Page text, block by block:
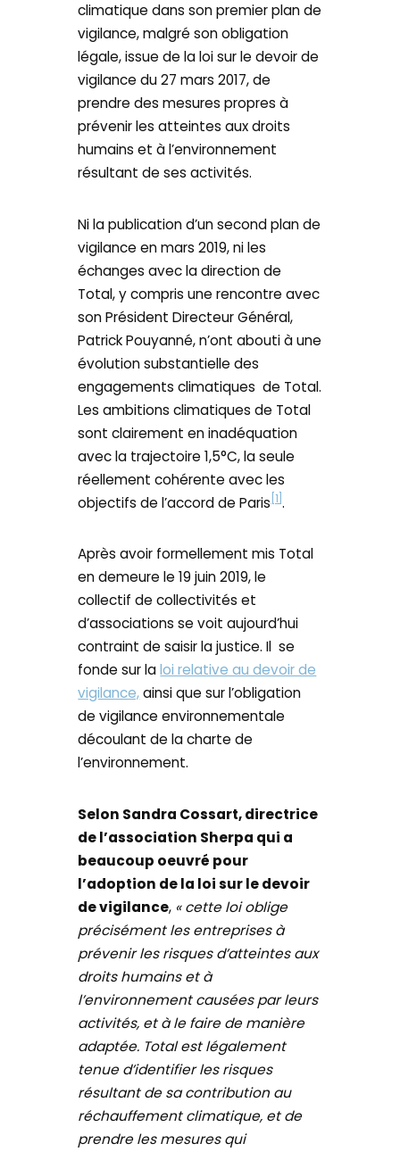
climatique dans son premier plan de
vigilance, malgré son obligation
légale, issue de la loi sur le devoir de
vigilance du 27 mars 2017, de
prendre des mesures propres à
prévenir les atteintes aux droits
humains et à l’environnement
résultant de ses activités.
Ni la publication d’un second plan de
vigilance en mars 2019, ni les
échanges avec la direction de
Total, y compris une rencontre avec
son Président Directeur Général,
Patrick Pouyanné, n’ont abouti à une
évolution substantielle des
engagements climatiques de Total.
Les ambitions climatiques de Total
sont clairement en inadéquation
avec la trajectoire 1,5°C, la seule
réellement cohérente avec les
objectifs de l’accord de Paris [1] .
Après avoir formellement mis Total
en demeure le 19 juin 2019, le
collectif de collectivités et
d’associations se voit aujourd’hui
contraint de saisir la justice. Il se
fonde sur laloi relative au devoir de
vigilance,ainsi que sur l’obligation
de vigilance environnementale
découlant de la charte de
l’environnement.
Selon Sandra Cossart, directrice
de l’association Sherpa qui a
beaucoup oeuvré pour
l’adoption de la loi sur le devoir
de vigilance, « cette loi oblige
précisément les entreprises à
prévenir les risques d’atteintes aux
droits humains et à
l’environnement causées par leurs
activités, et à le faire de manière
adaptée. Total est légalement
tenue d’identifier les risques
résultant de sa contribution au
réchauffement climatique, et de
prendre les mesures qui